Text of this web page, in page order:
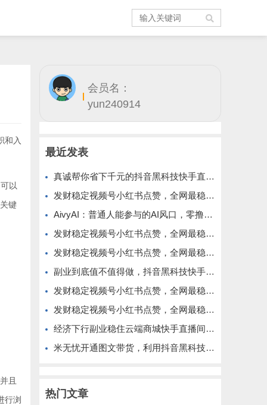
和入
以
键
且
行浏
会员名：
yun240914
最近发表
真诚帮你省下千元的抖音黑科技快手直播间人气涨粉点赞云端商城免费送
发财稳定视频号小红书点赞，全网最稳定绿色的项目，全网一起推
AivyAI：普通人能参与的AI风口，零撸AVAX，首码上线速度上车！
发财稳定视频号小红书点赞，全网最稳定绿色的项目，价格拉满的哦
发财稳定视频号小红书点赞，全网最稳定绿色的项目，今年再加油
副业到底值不值得做，抖音黑科技快手上人涨粉云端商城真能逆袭赚钱
发财稳定视频号小红书点赞，全网最稳定绿色的项目，完美来拉新
发财稳定视频号小红书点赞，全网最稳定绿色的项目，完全自动了
经济下行副业稳住云端商城快手直播间挂铁涨粉丝抖音黑科技实操
米无忧开通图文带货，利用抖音黑科技商城快速涨粉1000+，单日变现2W！
热门文章